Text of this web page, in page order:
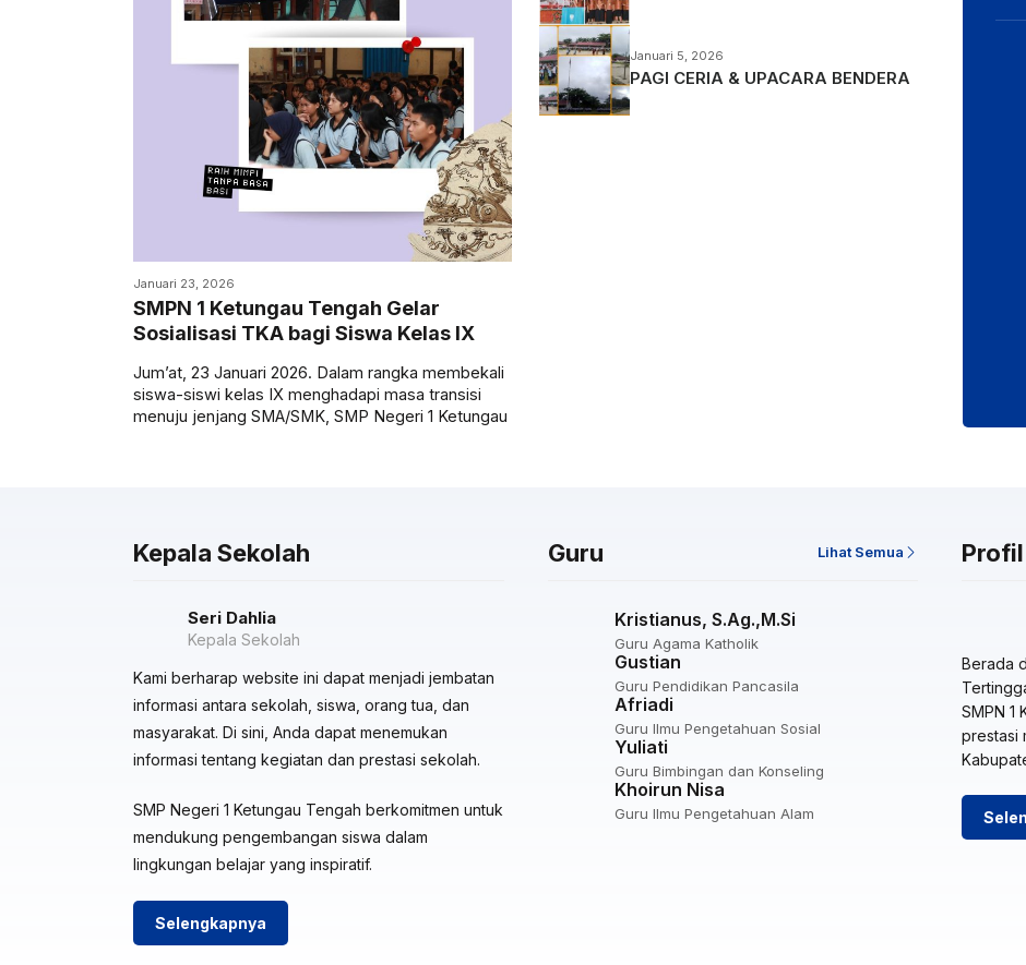
Januari 23, 2026
SMPN 1 Ketungau Tengah Gelar
Sosialisasi TKA bagi Siswa Kelas IX
Jum’at, 23 Januari 2026. Dalam rangka membekali
siswa-siswi kelas IX menghadapi masa transisi
menuju jenjang SMA/SMK, SMP Negeri 1 Ketungau
Januari 5, 2026
PAGI CERIA & UPACARA BENDERA
Kepala Sekolah
Seri Dahlia
Kepala Sekolah
Kami berharap website ini dapat menjadi jembatan
informasi antara sekolah, siswa, orang tua, dan
masyarakat. Di sini, Anda dapat menemukan
informasi tentang kegiatan dan prestasi sekolah.
SMP Negeri 1 Ketungau Tengah berkomitmen untuk
mendukung pengembangan siswa dalam
lingkungan belajar yang inspiratif.
Selengkapnya
Guru Lihat Semua
Kristianus, S.Ag.,M.Si
Guru Agama Katholik
Gustian
Guru Pendidikan Pancasila
Afriadi
Guru Ilmu Pengetahuan Sosial
Yuliati
Guru Bimbingan dan Konseling
Khoirun Nisa
Guru Ilmu Pengetahuan Alam
Berada
SMPN 1
prestasi